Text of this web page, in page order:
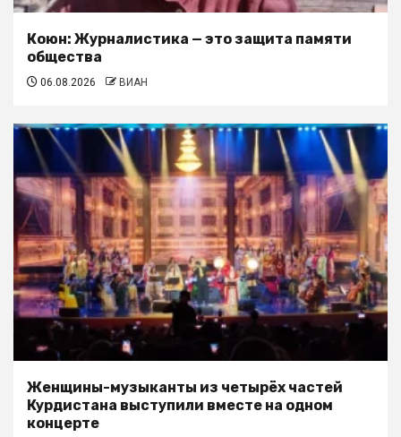
Коюн: Журналистика — это защита памяти
общества
06.08.2026 ВИАН
Женщины-музыканты из четырёх частей
Курдистана выступили вместе на одном
концерте